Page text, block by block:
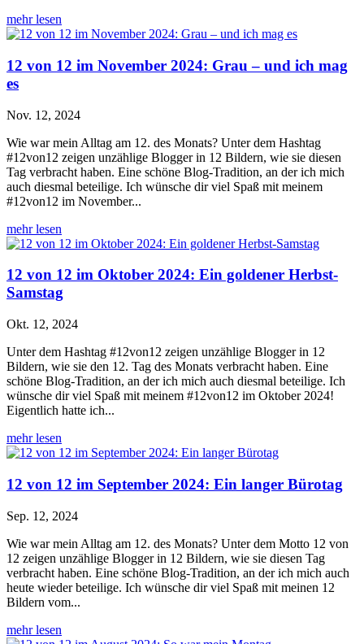
mehr lesen
12 von 12 im November 2024: Grau – und ich mag
es
Nov. 12, 2024
Wie war mein Alltag am 12. des Monats? Unter dem Hashtag
#12von12 zeigen unzählige Blogger in 12 Bildern, wie sie diesen
Tag verbracht haben. Eine schöne Blog-Tradition, an der ich mich
auch diesmal beteilige. Ich wünsche dir viel Spaß mit meinem
#12von12 im November...
mehr lesen
12 von 12 im Oktober 2024: Ein goldener Herbst-
Samstag
Okt. 12, 2024
Unter dem Hashtag #12von12 zeigen unzählige Blogger in 12
Bildern, wie sie den 12. Tag des Monats verbracht haben. Eine
schöne Blog-Tradition, an der ich mich auch diesmal beteilige. Ich
wünsche dir viel Spaß mit meinem #12von12 im Oktober 2024!
Eigentlich hatte ich...
mehr lesen
12 von 12 im September 2024: Ein langer Bürotag
Sep. 12, 2024
Wie war mein Alltag am 12. des Monats? Unter dem Motto 12 von
12 zeigen unzählige Blogger in 12 Bildern, wie sie diesen Tag
verbracht haben. Eine schöne Blog-Tradition, an der ich mich auch
heute wieder beteilige. Ich wünsche dir viel Spaß mit meinen 12
Bildern vom...
mehr lesen